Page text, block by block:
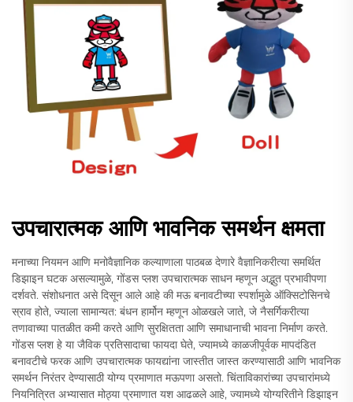
उपचारात्मक आणि भावनिक समर्थन क्षमता
मनाच्या नियमन आणि मनोवैज्ञानिक कल्याणाला पाठबळ देणारे वैज्ञानिकरीत्या समर्थित
डिझाइन घटक असल्यामुळे, गोंडस प्लश उपचारात्मक साधन म्हणून अद्भुत प्रभावीपणा
दर्शवते. संशोधनात असे दिसून आले आहे की मऊ बनावटीच्या स्पर्शामुळे ऑक्सिटोसिनचे
स्राव होते, ज्याला सामान्यत: बंधन हार्मोन म्हणून ओळखले जाते, जे नैसर्गिकरीत्या
तणावाच्या पातळीत कमी करते आणि सुरक्षितता आणि समाधानाची भावना निर्माण करते.
गोंडस प्लश हे या जैविक प्रतिसादाचा फायदा घेते, ज्यामध्ये काळजीपूर्वक मापदंडित
बनावटीचे फरक आणि उपचारात्मक फायद्यांना जास्तीत जास्त करण्यासाठी आणि भावनिक
समर्थन निरंतर देण्यासाठी योग्य प्रमाणात मऊपणा असतो. चिंताविकारांच्या उपचारांमध्ये
नियनित्रित अभ्यासात मोठ्या प्रमाणात यश आढळले आहे, ज्यामध्ये योग्यरितीने डिझाइन